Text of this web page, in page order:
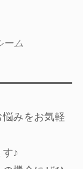
ム
みをお気軽
♪